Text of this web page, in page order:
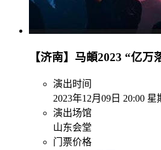
【济南】马頔2023 “亿
演出时间
2023年12月09日 20:00 星
演出场馆
山东会堂
门票价格